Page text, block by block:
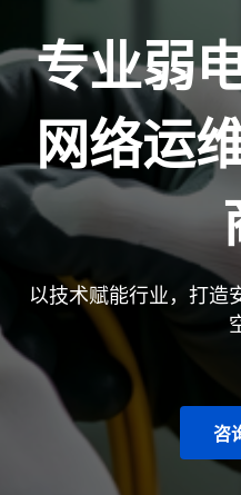
专业弱
网络运
以技术赋能行业，打造
咨